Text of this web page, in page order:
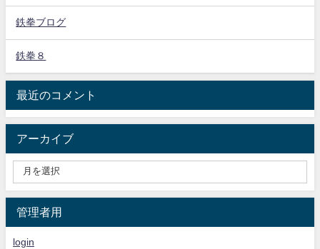
鉄拳ブログ
鉄拳８
最近のコメント
アーカイブ
管理者用
login